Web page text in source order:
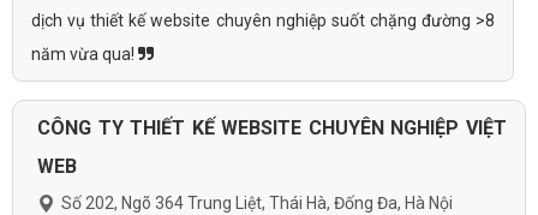
dịch vụ thiết kế website chuyên nghiệp suốt chặng đường >8
năm vừa qua!
CÔNG TY THIẾT KẾ WEBSITE CHUYÊN NGHIỆP VIỆT
WEB
Số 202, Ngõ 364 Trung Liệt, Thái Hà, Đống Đa, Hà Nội